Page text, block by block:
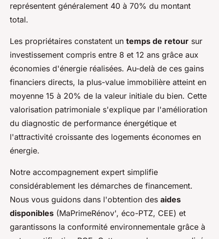
représentent généralement 40 à 70% du montant
total.
Les propriétaires constatent un temps de retour sur
investissement compris entre 8 et 12 ans grâce aux
économies d'énergie réalisées. Au-delà de ces gains
financiers directs, la plus-value immobilière atteint en
moyenne 15 à 20% de la valeur initiale du bien. Cette
valorisation patrimoniale s'explique par l'amélioration
du diagnostic de performance énergétique et
l'attractivité croissante des logements économes en
énergie.
Notre accompagnement expert simplifie
considérablement les démarches de financement.
Nous vous guidons dans l'obtention des aides
disponibles (MaPrimeRénov', éco-PTZ, CEE) et
garantissons la conformité environnementale grâce à